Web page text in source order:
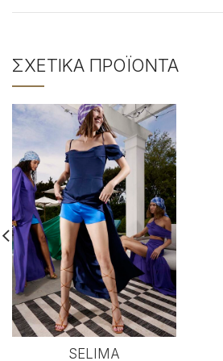
ΣΧΕΤΙΚΆ ΠΡΟΪΌΝΤΑ
SELIMA